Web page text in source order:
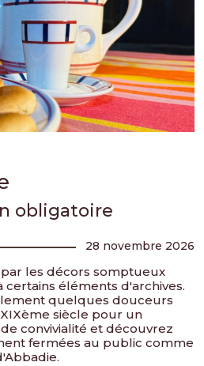
28 novembre 2026
obligatoire
les décors somptueux
certains éléments d'archives.
quelques douceurs
siècle pour un
convivialité et découvrez
fermées au public comme